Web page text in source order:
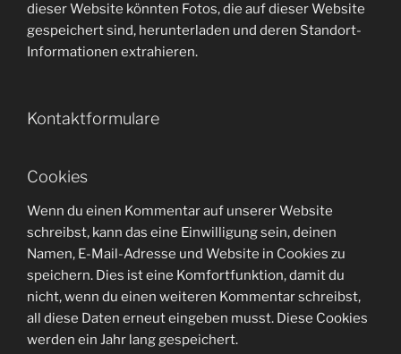
dieser Website könnten Fotos, die auf dieser Website
gespeichert sind, herunterladen und deren Standort-
Informationen extrahieren.
Kontaktformulare
Cookies
Wenn du einen Kommentar auf unserer Website
schreibst, kann das eine Einwilligung sein, deinen
Namen, E-Mail-Adresse und Website in Cookies zu
speichern. Dies ist eine Komfortfunktion, damit du
nicht, wenn du einen weiteren Kommentar schreibst,
all diese Daten erneut eingeben musst. Diese Cookies
werden ein Jahr lang gespeichert.